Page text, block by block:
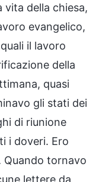
vita della chiesa,
evangelico,
il lavoro
della
quasi
gli stati dei
di riunione
i doveri. Ero
Quando tornavo
lettere da